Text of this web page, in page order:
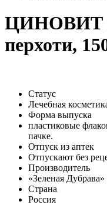
ЦИНОВИТ
перхоти,
Статус
Лечебная
Форма выпуска
пластиковые
пачке.
Отпуск из аптек
Отпускают без
Производитель
«Зеленая
Страна
Россия